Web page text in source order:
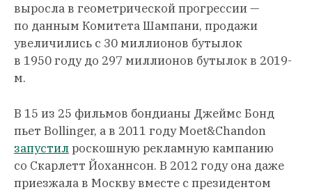
выросла в геометрической прогрессии —
по данным Комитета Шампани, продажи
увеличились с 30 миллионов бутылок
в 1950 году до 297 миллионов бутылок в 2019-
м.
В 15 из 25 фильмов бондианы Джеймс Бонд
пьет Bollinger, а в 2011 году Moet&Chandon
запустилроскошную рекламную кампанию
со Скарлетт Йоханнсон. В 2012 году она даже
приезжала в Москву вместе с президентом